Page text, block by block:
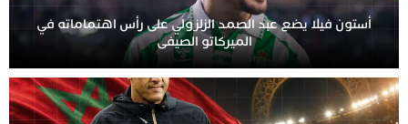
أستون فيلا يضع عبد الصمد الزلزولي على رأس اهتماماته في
الميركاتو الصيفي